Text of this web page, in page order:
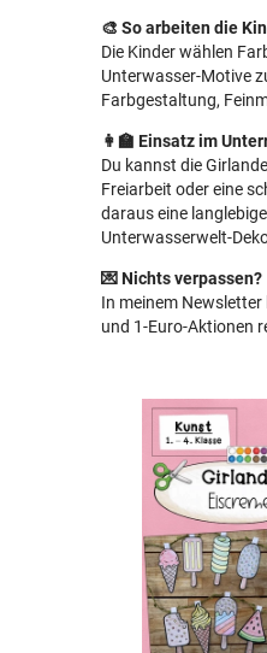
🎨 So arbeiten die
Die Kinder wählen
Unterwasser-Motive
Farbgestaltung,
👩‍🏫 Einsatz im
Du kannst die
Freiarbeit oder eine
daraus eine
Unterwasserwelt-
💌 Nichts verpassen?
In meinem
und 1-Euro-Aktionen